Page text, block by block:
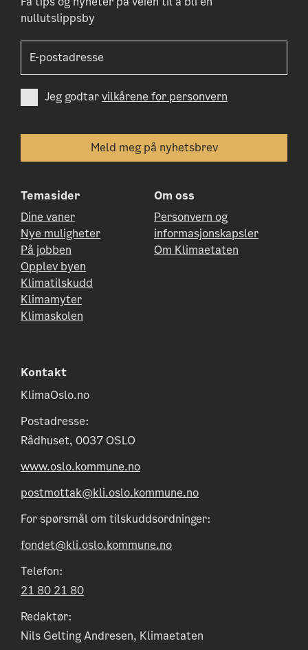
nullutslippsby
Jeg godtarvilkårene for personvern
Temasider
Dine vaner
Nye muligheter
På jobben
Opplev byen
Klimatilskudd
Klimamyter
Klimaskolen
Om oss
Personvern og
informasjonskapsler
Om Klimaetaten
Kontakt
KlimaOslo.no
Postadresse:
Rådhuset, 0037 OSLO
www.oslo.kommune.no
postmottak@kli.oslo.kommune.no
For spørsmål om tilskuddsordninger:
fondet@kli.oslo.kommune.no
Telefon:
21 80 21 80
Redaktør:
Nils Gelting Andresen, Klimaetaten